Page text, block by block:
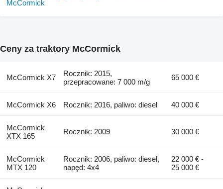
Ceny za traktory McCormick
McCormick X7
Rocznik: 2015,
przepracowane: 7 000 m/g
65 000 €
McCormick X6 Rocznik: 2016, paliwo: diesel 40 000 €
McCormick
XTX 165
Rocznik: 2009 30 000 €
McCormick
MTX 120
Rocznik: 2006, paliwo: diesel,
napęd: 4x4
22 000 € -
25 000 €